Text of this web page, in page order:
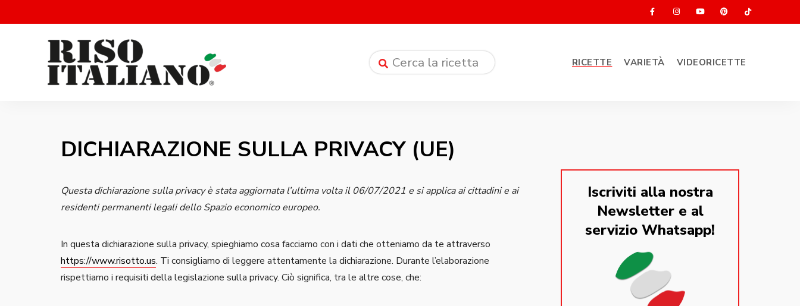
Ricettario
di riso
italiano
RICETTE VARIETÀ VIDEORICETTE
DICHIARAZIONE SULLA PRIVACY (UE)
Questa dichiarazione sulla privacy è stata aggiornata l’ultima volta il 06/07/2021 e si applica ai cittadini e ai
residenti permanenti legali dello Spazio economico europeo.
In questa dichiarazione sulla privacy, spieghiamo cosa facciamo con i dati che otteniamo da te attraverso
https://www.risotto.us. Ti consigliamo di leggere attentamente la dichiarazione. Durante l’elaborazione
rispettiamo i requisiti della legislazione sulla privacy. Ciò significa, tra le altre cose, che:
Iscriviti alla nostra
Newsletter e al
servizio Whatsapp!